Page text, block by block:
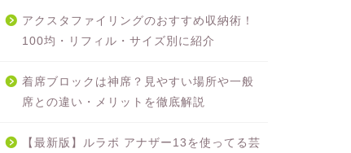
アクスタファイリングのおすすめ収納術！
100均・リフィル・サイズ別に紹介
着席ブロックは神席？見やすい場所や一般
席との違い・メリットを徹底解説
【最新版】ルラボ アナザー13を使ってる芸